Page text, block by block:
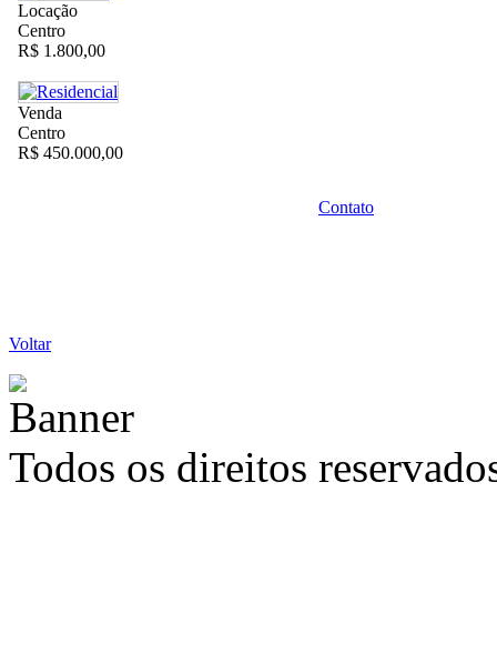
Locação
Centro
R$ 1.800,00
Venda
Centro
R$ 450.000,00
Contato
Voltar
Todos os direitos